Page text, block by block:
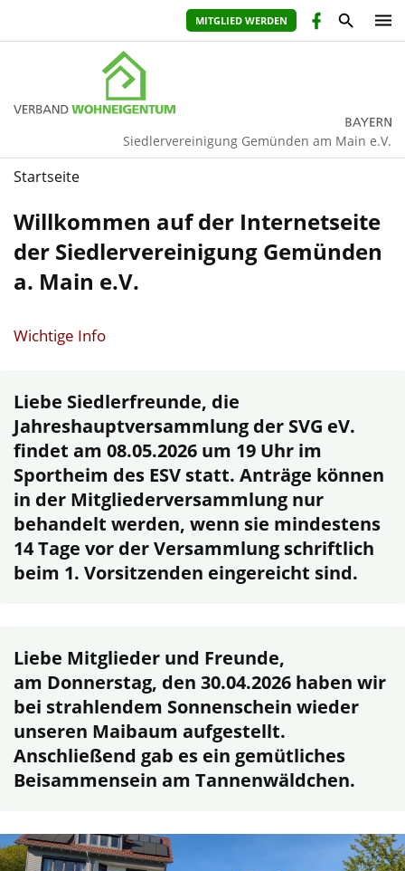
MITGLIED WERDEN
Siedlervereinigung Gemünden am Main e.V.
Startseite
Willkommen auf der Internetseite
der Siedlervereinigung Gemünden
a. Main e.V.
Wichtige Info
Liebe Siedlerfreunde, die
Jahreshauptversammlung der SVG eV.
findet am 08.05.2026 um 19 Uhr im
Sportheim des ESV statt. Anträge können
in der Mitgliederversammlung nur
behandelt werden, wenn sie mindestens
14 Tage vor der Versammlung schriftlich
beim 1. Vorsitzenden eingereicht sind.
Liebe Mitglieder und Freunde,
am Donnerstag, den 30.04.2026 haben wir
bei strahlendem Sonnenschein wieder
unseren Maibaum aufgestellt.
Anschließend gab es ein gemütliches
Beisammensein am Tannenwäldchen.